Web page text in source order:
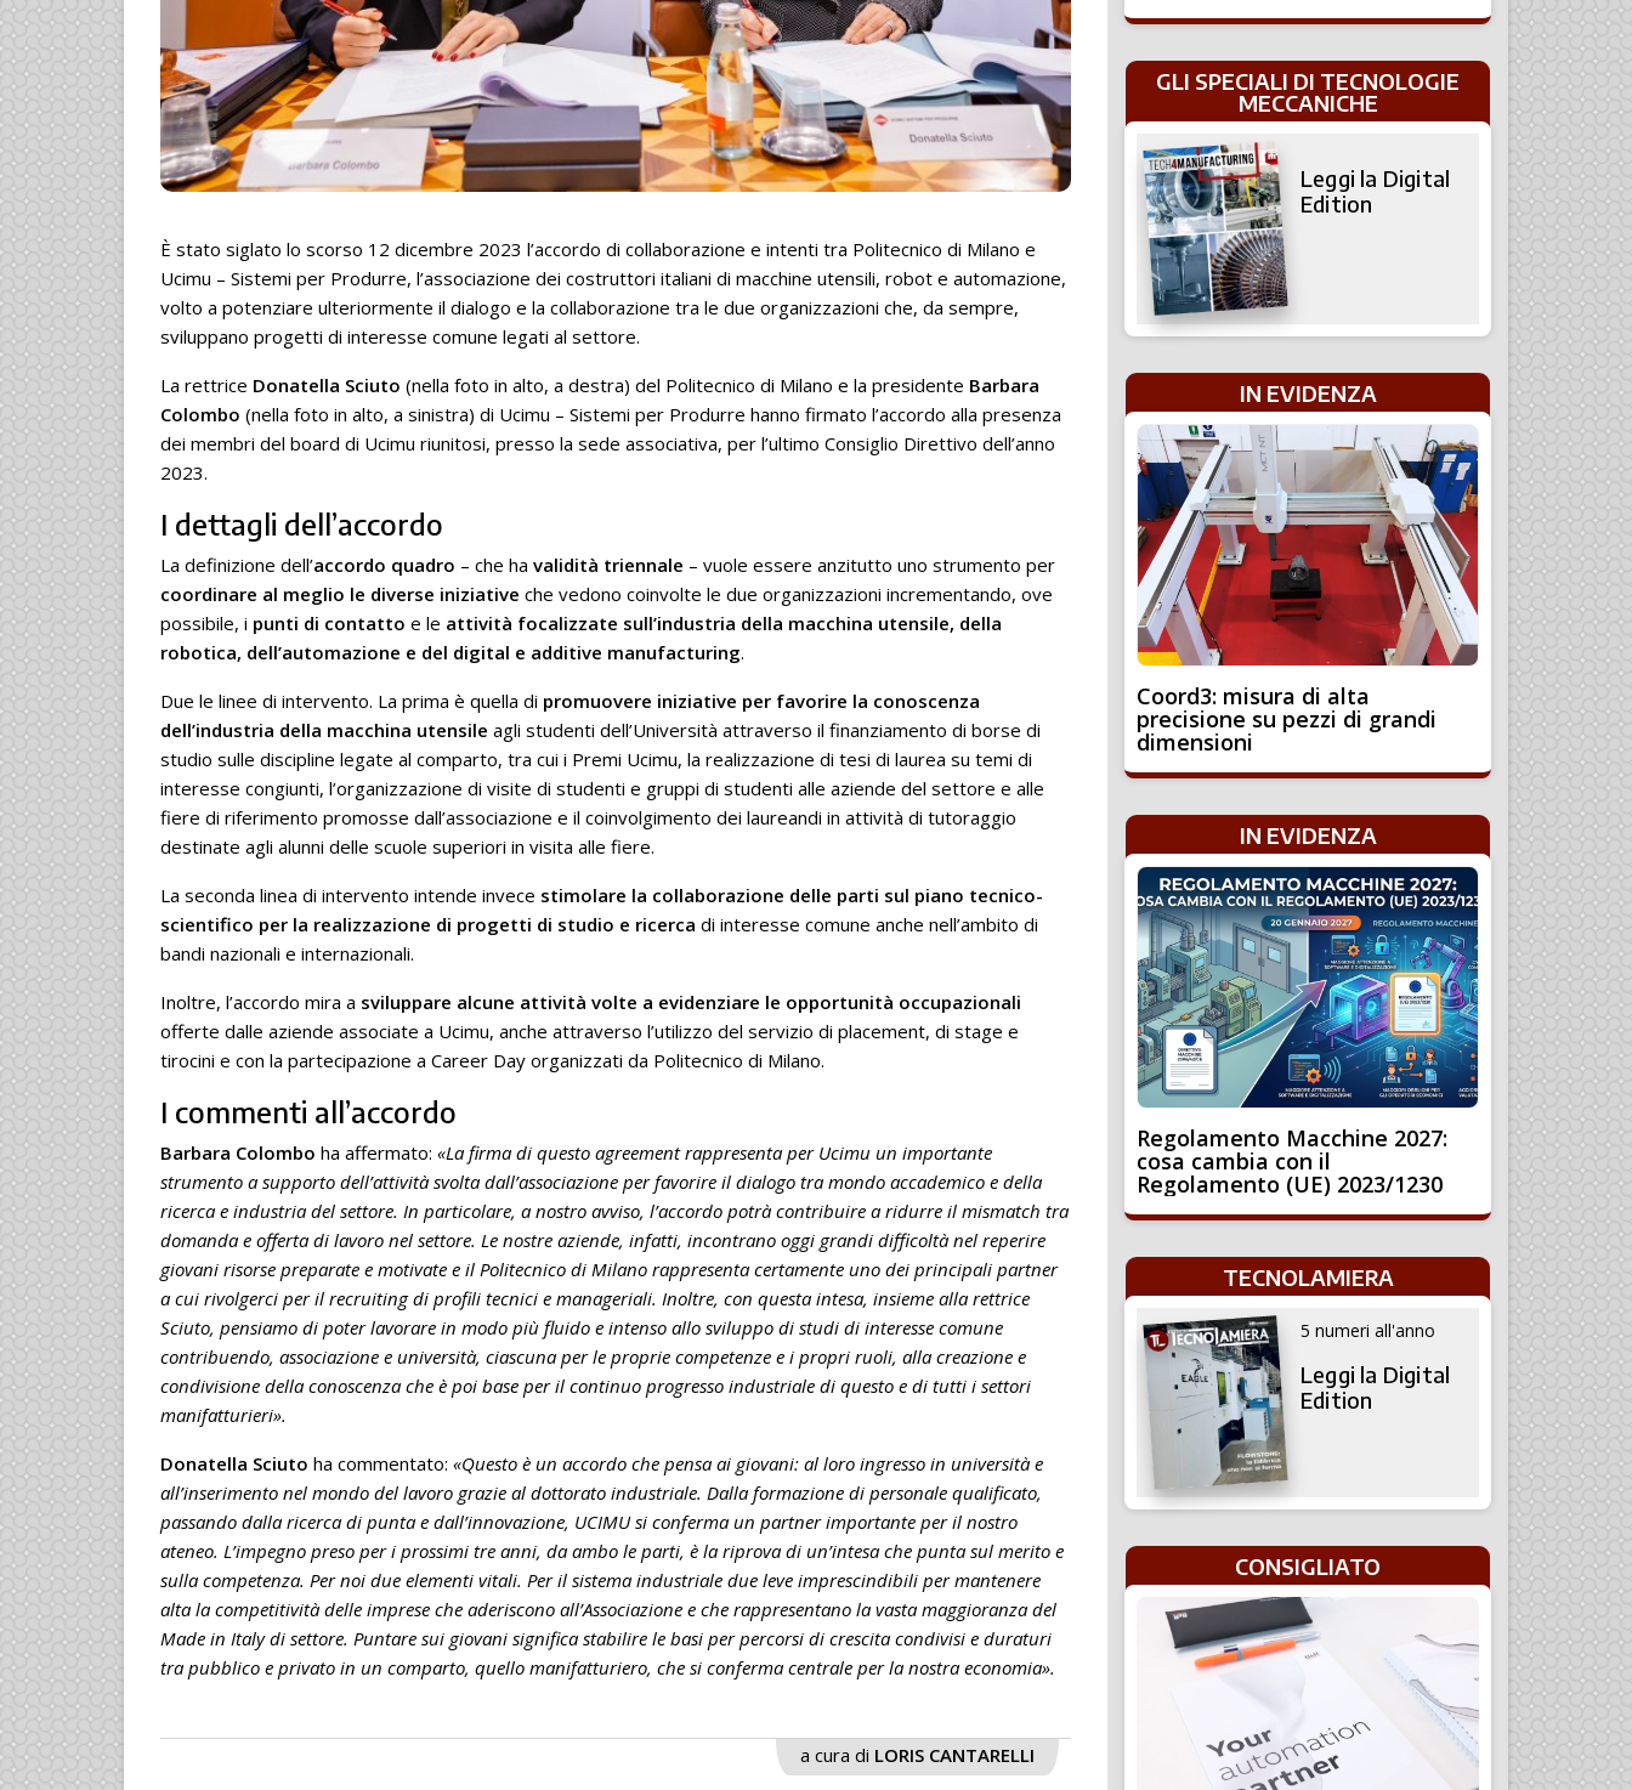
È stato siglato lo scorso 12 dicembre 2023 l’accordo di collaborazione e intenti tra Politecnico di Milano e
Ucimu – Sistemi per Produrre, l’associazione dei costruttori italiani di macchine utensili, robot e automazione,
volto a potenziare ulteriormente il dialogo e la collaborazione tra le due organizzazioni che, da sempre,
sviluppano progetti di interesse comune legati al settore.
La rettrice Donatella Sciuto (nella foto in alto, a destra) del Politecnico di Milano e la presidente Barbara
Colombo (nella foto in alto, a sinistra) di Ucimu – Sistemi per Produrre hanno firmato l’accordo alla presenza
dei membri del board di Ucimu riunitosi, presso la sede associativa, per l’ultimo Consiglio Direttivo dell’anno
2023.
I dettagli dell’accordo
La definizione dell’accordo quadro – che ha validità triennale – vuole essere anzitutto uno strumento per
coordinare al meglio le diverse iniziative che vedono coinvolte le due organizzazioni incrementando, ove
possibile, i punti di contatto e le attività focalizzate sull’industria della macchina utensile, della
robotica, dell’automazione e del digital e additive manufacturing.
Due le linee di intervento. La prima è quella di promuovere iniziative per favorire la conoscenza
dell’industria della macchina utensile agli studenti dell’Università attraverso il finanziamento di borse di
studio sulle discipline legate al comparto, tra cui i Premi Ucimu, la realizzazione di tesi di laurea su temi di
interesse congiunti, l’organizzazione di visite di studenti e gruppi di studenti alle aziende del settore e alle
fiere di riferimento promosse dall’associazione e il coinvolgimento dei laureandi in attività di tutoraggio
destinate agli alunni delle scuole superiori in visita alle fiere.
La seconda linea di intervento intende invece stimolare la collaborazione delle parti sul piano tecnico-
scientifico per la realizzazione di progetti di studio e ricerca di interesse comune anche nell’ambito di
bandi nazionali e internazionali.
Inoltre, l’accordo mira a sviluppare alcune attività volte a evidenziare le opportunità occupazionali
offerte dalle aziende associate a Ucimu, anche attraverso l’utilizzo del servizio di placement, di stage e
tirocini e con la partecipazione a Career Day organizzati da Politecnico di Milano.
I commenti all’accordo
Barbara Colombo ha affermato: «La firma di questo agreement rappresenta per Ucimu un importante
strumento a supporto dell’attività svolta dall’associazione per favorire il dialogo tra mondo accademico e della
ricerca e industria del settore. In particolare, a nostro avviso, l’accordo potrà contribuire a ridurre il mismatch tra
domanda e offerta di lavoro nel settore. Le nostre aziende, infatti, incontrano oggi grandi difficoltà nel reperire
giovani risorse preparate e motivate e il Politecnico di Milano rappresenta certamente uno dei principali partner
a cui rivolgerci per il recruiting di profili tecnici e manageriali. Inoltre, con questa intesa, insieme alla rettrice
Sciuto, pensiamo di poter lavorare in modo più fluido e intenso allo sviluppo di studi di interesse comune
contribuendo, associazione e università, ciascuna per le proprie competenze e i propri ruoli, alla creazione e
condivisione della conoscenza che è poi base per il continuo progresso industriale di questo e di tutti i settori
manifatturieri».
Donatella Sciuto ha commentato: «Questo è un accordo che pensa ai giovani: al loro ingresso in università e
all’inserimento nel mondo del lavoro grazie al dottorato industriale. Dalla formazione di personale qualificato,
passando dalla ricerca di punta e dall’innovazione, UCIMU si conferma un partner importante per il nostro
ateneo. L’impegno preso per i prossimi tre anni, da ambo le parti, è la riprova di un’intesa che punta sul merito e
sulla competenza. Per noi due elementi vitali. Per il sistema industriale due leve imprescindibili per mantenere
alta la competitività delle imprese che aderiscono all’Associazione e che rappresentano la vasta maggioranza del
Made in Italy di settore. Puntare sui giovani significa stabilire le basi per percorsi di crescita condivisi e duraturi
tra pubblico e privato in un comparto, quello manifatturiero, che si conferma centrale per la nostra economia».
a cura di LORIS CANTARELLI
GLI SPECIALI DI TECNOLOGIE
MECCANICHE
Leggi la Digital
Edition
IN EVIDENZA
Coord3: misura di alta
precisione su pezzi di grandi
dimensioni
IN EVIDENZA
Regolamento Macchine 2027:
cosa cambia con il
Regolamento (UE) 2023/1230
TECNOLAMIERA
5 numeri all'anno
Leggi la Digital
Edition
CONSIGLIATO